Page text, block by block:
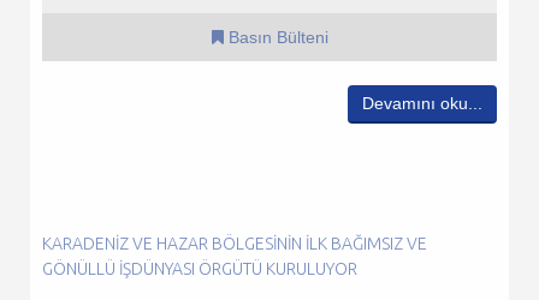
Basın Bülteni
Devamını oku...
KARADENIZ VE HAZAR BÖLGESININ ILK BAĞIMSIZ VE
GÖNÜLLÜ IŞDÜNYASI ÖRGÜTÜ KURULUYOR